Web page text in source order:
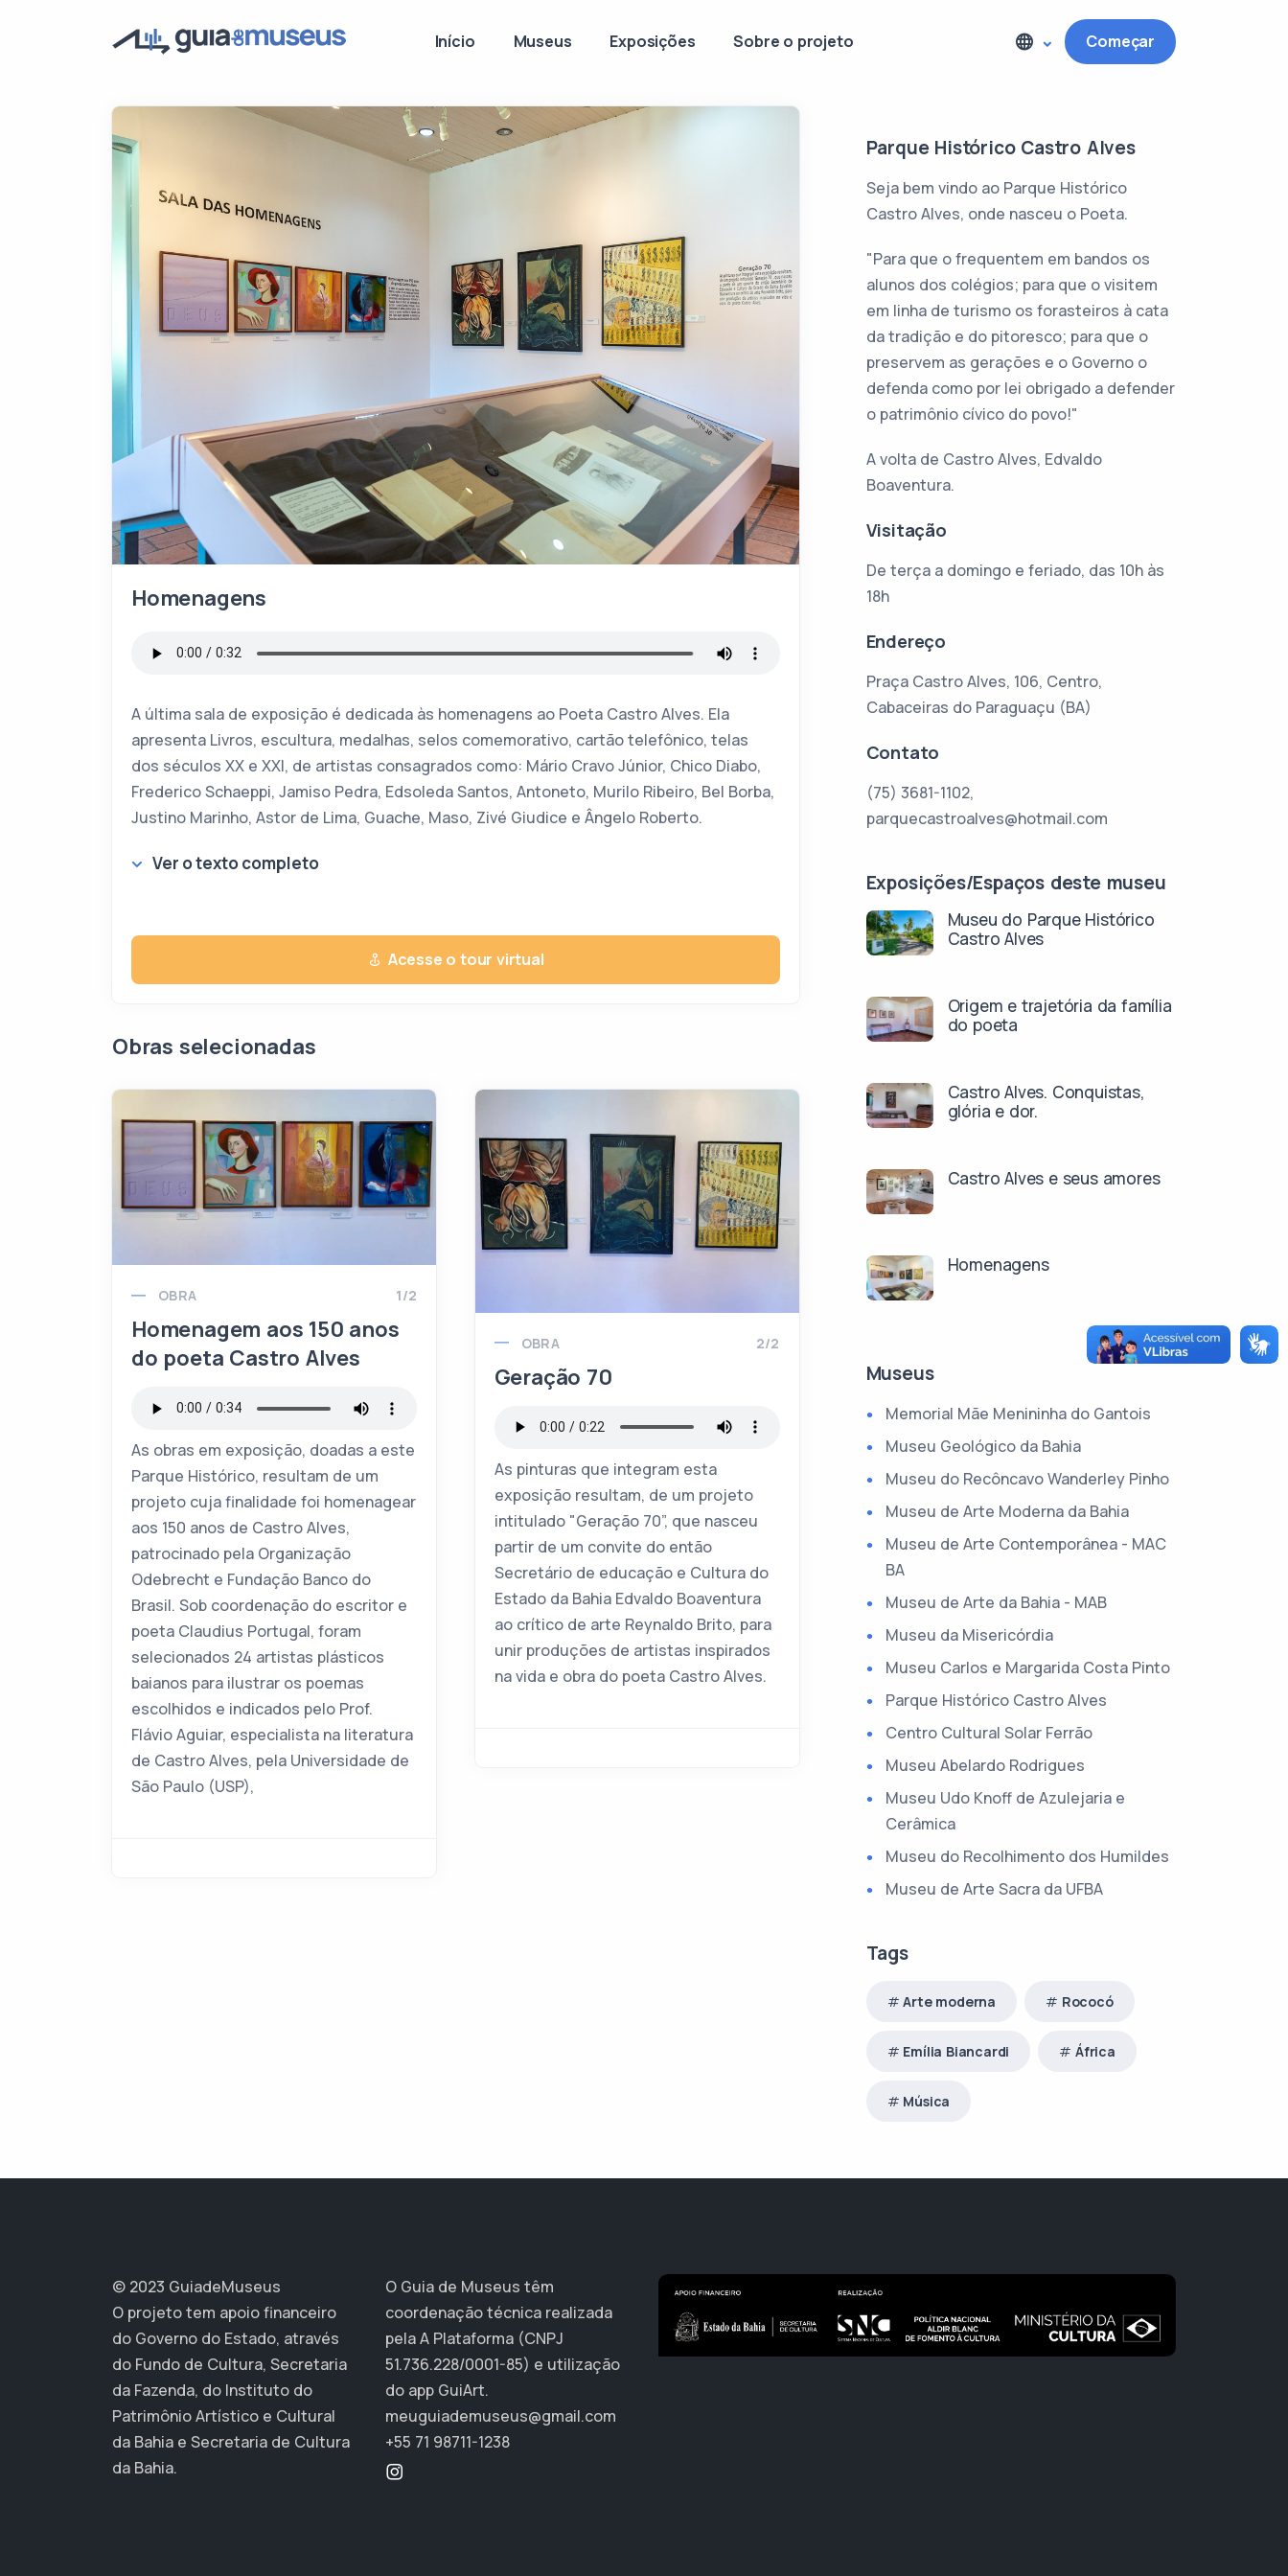
Início Museus Exposições Sobre o projeto Começar
Homenagens
A última sala de exposição é dedicada às homenagens ao Poeta Castro Alves. Ela
apresenta Livros, escultura, medalhas, selos comemorativo, cartão telefônico, telas
dos séculos XX e XXI, de artistas consagrados como: Mário Cravo Júnior, Chico Diabo,
Frederico Schaeppi, Jamiso Pedra, Edsoleda Santos, Antoneto, Murilo Ribeiro, Bel Borba,
Justino Marinho, Astor de Lima, Guache, Maso, Zivé Giudice e Ângelo Roberto.
Ver o texto completo
Acesse o tour virtual
Obras selecionadas
OBRA 1/2
Homenagem aos 150 anos
do poeta Castro Alves
As obras em exposição, doadas a este
Parque Histórico, resultam de um
projeto cuja finalidade foi homenagear
aos 150 anos de Castro Alves,
patrocinado pela Organização
Odebrecht e Fundação Banco do
Brasil. Sob coordenação do escritor e
poeta Claudius Portugal, foram
selecionados 24 artistas plásticos
baianos para ilustrar os poemas
escolhidos e indicados pelo Prof.
Flávio Aguiar, especialista na literatura
de Castro Alves, pela Universidade de
São Paulo (USP),
OBRA 2/2
Geração 70
As pinturas que integram esta
exposição resultam, de um projeto
intitulado "Geração 70”, que nasceu
partir de um convite do então
Secretário de educação e Cultura do
Estado da Bahia Edvaldo Boaventura
ao crítico de arte Reynaldo Brito, para
unir produções de artistas inspirados
na vida e obra do poeta Castro Alves.
Parque Histórico Castro Alves
Seja bem vindo ao Parque Histórico
Castro Alves, onde nasceu o Poeta.
"Para que o frequentem em bandos os
alunos dos colégios; para que o visitem
em linha de turismo os forasteiros à cata
da tradição e do pitoresco; para que o
preservem as gerações e o Governo o
defenda como por lei obrigado a defender
o patrimônio cívico do povo!"
A volta de Castro Alves, Edvaldo
Boaventura.
Visitação
De terça a domingo e feriado, das 10h às
18h
Endereço
Praça Castro Alves, 106, Centro,
Cabaceiras do Paraguaçu (BA)
Contato
(75) 3681-1102,
parquecastroalves@hotmail.com
Exposições/Espaços deste museu
Museu do Parque Histórico
Castro Alves
Origem e trajetória da família
do poeta
Castro Alves. Conquistas,
glória e dor.
Castro Alves e seus amores
Homenagens
Museus
Memorial Mãe Menininha do Gantois
Museu Geológico da Bahia
Museu do Recôncavo Wanderley Pinho
Museu de Arte Moderna da Bahia
Museu de Arte Contemporânea - MAC
BA
Museu de Arte da Bahia - MAB
Museu da Misericórdia
Museu Carlos e Margarida Costa Pinto
Parque Histórico Castro Alves
Centro Cultural Solar Ferrão
Museu Abelardo Rodrigues
Museu Udo Knoff de Azulejaria e
Cerâmica
Museu do Recolhimento dos Humildes
Museu de Arte Sacra da UFBA
Tags
Arte moderna Rococó
Emília Biancardi África
Música
© 2023 GuiadeMuseus
O projeto tem apoio financeiro
do Governo do Estado, através
do Fundo de Cultura, Secretaria
da Fazenda, do Instituto do
Patrimônio Artístico e Cultural
da Bahia e Secretaria de Cultura
da Bahia.
O Guia de Museus têm
coordenação técnica realizada
pela A Plataforma (CNPJ
51.736.228/0001-85) e utilização
do app GuiArt.
meuguiademuseus@gmail.com
+55 71 98711-1238